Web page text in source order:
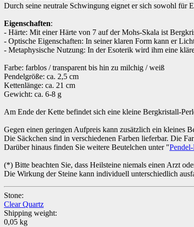
Durch seine neutrale Schwingung eignet er sich sowohl für
Eigenschaften:
- Härte: Mit einer Härte von 7 auf der Mohs-Skala ist
- Optische Eigenschaften: In seiner klaren Form kann er
- Metaphysische Nutzung: In der Esoterik wird ihm eine
Farbe: farblos / transparent bis hin zu milchig / weiß
Pendelgröße: ca. 2,5 cm
Kettenlänge: ca. 21 cm
Gewicht: ca. 6-8 g
Am Ende der Kette befindet sich eine kleine Bergkristall-
Gegen einen geringen Aufpreis kann zusätzlich ein kleines
Die Säckchen sind in verschiedenen Farben lieferbar. Die
Darüber hinaus finden Sie weitere Beutelchen unter "
(*) Bitte beachten Sie, dass Heilsteine niemals einen Arzt
Die Wirkung der Steine kann individuell unterschiedlich
Stone:
Clear Quartz
Shipping weight:
0,05 kg